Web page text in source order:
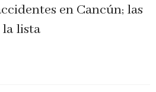
en Cancún; las
lista